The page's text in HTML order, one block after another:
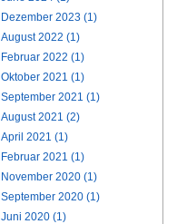
Dezember 2023 (1)
August 2022 (1)
Februar 2022 (1)
Oktober 2021 (1)
September 2021 (1)
August 2021 (2)
April 2021 (1)
Februar 2021 (1)
November 2020 (1)
September 2020 (1)
Juni 2020 (1)